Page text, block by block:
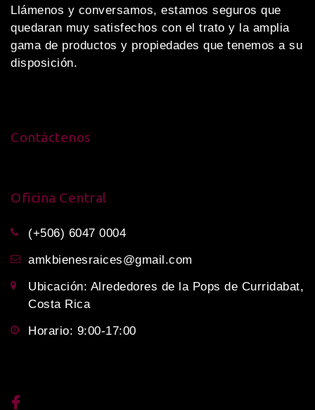
Llámenos y conversamos, estamos seguros que
quedaran muy satisfechos con el trato y la amplia
gama de productos y propiedades que tenemos a su
disposición.
Contáctenos
Oficina Central
(+506) 6047 0004
amkbienesraices@gmail.com
Ubicación: Alrededores de la Pops de Curridabat,
Costa Rica
Horario: 9:00-17:00